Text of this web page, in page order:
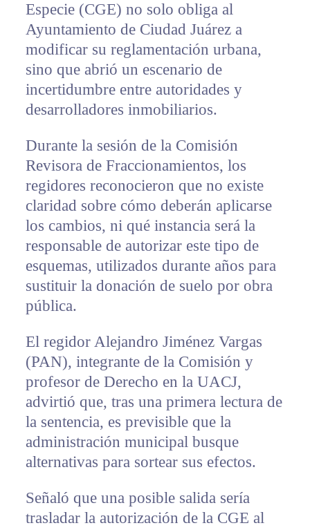
Especie (CGE) no solo obliga al
Ayuntamiento de Ciudad Juárez a
modificar su reglamentación urbana,
sino que abrió un escenario de
incertidumbre entre autoridades y
desarrolladores inmobiliarios.
Durante la sesión de la Comisión
Revisora de Fraccionamientos, los
regidores reconocieron que no existe
claridad sobre cómo deberán aplicarse
los cambios, ni qué instancia será la
responsable de autorizar este tipo de
esquemas, utilizados durante años para
sustituir la donación de suelo por obra
pública.
El regidor Alejandro Jiménez Vargas
(PAN), integrante de la Comisión y
profesor de Derecho en la UACJ,
advirtió que, tras una primera lectura de
la sentencia, es previsible que la
administración municipal busque
alternativas para sortear sus efectos.
Señaló que una posible salida sería
trasladar la autorización de la CGE al